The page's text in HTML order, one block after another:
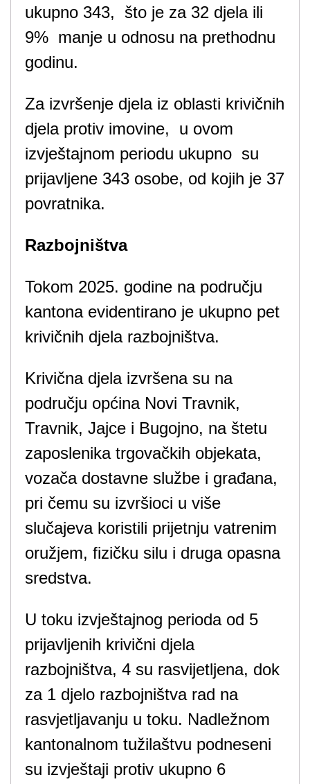
ukupno 343, što je za 32 djela ili
9% manje u odnosu na prethodnu
godinu.
Za izvršenje djela iz oblasti krivičnih
djela protiv imovine, u ovom
izvještajnom periodu ukupno su
prijavljene 343 osobe, od kojih je 37
povratnika.
Razbojništva
Tokom 2025. godine na području
kantona evidentirano je ukupno pet
krivičnih djela razbojništva.
Krivična djela izvršena su na
području općina Novi Travnik,
Travnik, Jajce i Bugojno, na štetu
zaposlenika trgovačkih objekata,
vozača dostavne službe i građana,
pri čemu su izvršioci u više
slučajeva koristili prijetnju vatrenim
oružjem, fizičku silu i druga opasna
sredstva.
U toku izvještajnog perioda od 5
prijavljenih krivični djela
razbojništva, 4 su rasvijetljena, dok
za 1 djelo razbojništva rad na
rasvjetljavanju u toku. Nadležnom
kantonalnom tužilaštvu podneseni
su izvještaji protiv ukupno 6